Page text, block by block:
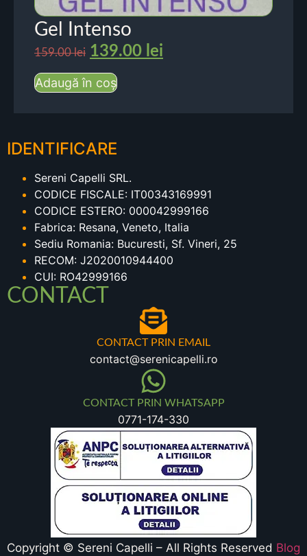
Gel Intenso
159.00lei 139.00 lei
Adaugă în coș
IDENTIFICARE
Sereni Capelli SRL.
CODICE FISCALE: IT00343169991
CODICE ESTERO: 000042999166
Fabrica: Resana, Veneto, Italia
Sediu Romania: Bucuresti, Sf. Vineri, 25
RECOM: J2020010944400
CUI: RO42999166
CONTACT
CONTACT PRIN EMAIL
contact@serenicapelli.ro
CONTACT PRIN WHATSAPP
0771-174-330
Copyright © Sereni Capelli – All Rights Reserved Blog